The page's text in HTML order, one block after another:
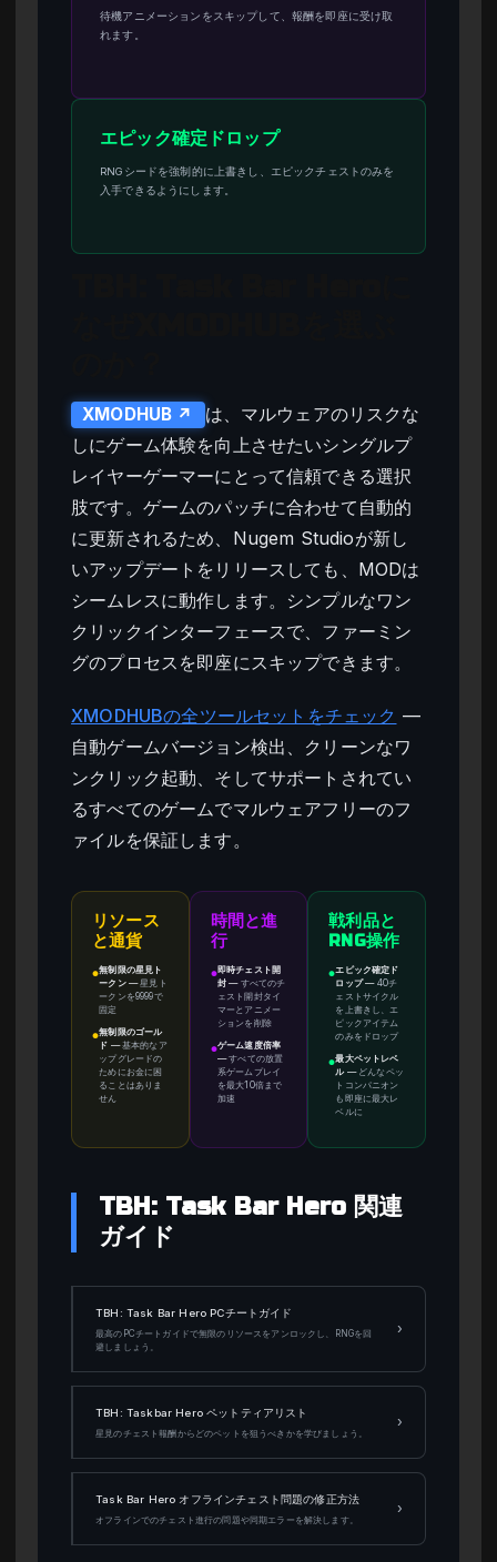
待機アニメーションをスキップして、報酬を即座に受け取
れます。
エピック確定ドロップ
RNGシードを強制的に上書きし、エピックチェストのみを
入手できるようにします。
XMODHUB ↗
は、マルウェアのリスクな
しにゲーム体験を向上させたいシングルプ
レイヤーゲーマーにとって信頼できる選択
肢です。ゲームのパッチに合わせて自動的
に更新されるため、Nugem Studioが新し
いアップデートをリリースしても、MODは
シームレスに動作します。シンプルなワン
クリックインターフェースで、ファーミン
グのプロセスを即座にスキップできます。
XMODHUBの全ツールセットをチェック —
自動ゲームバージョン検出、クリーンなワ
ンクリック起動、そしてサポートされてい
るすべてのゲームでマルウェアフリーのフ
ァイルを保証します。
リソース
と通貨
●無制限の星見ト
ークン—星見ト
ークンを9999で
固定
●無制限のゴール
ド —基本的なア
ップグレードの
ためにお金に困
ることはありま
せん
時間と進
行
●即時チェスト開
封 — すべてのチ
ェスト開封タイ
マーとアニメー
ションを削除
●ゲーム速度倍率
—すべての放置
系ゲームプレイ
を最大10倍まで
加速
戦利品と
RNG操作
●エピック確定ド
ロップ— 40チ
ェストサイクル
を上書きし、エ
ピックアイテム
のみをドロップ
●最大ペットレベ
ル— どんなペッ
トコンパニオン
も即座に最大レ
ベルに
TBH: Task Bar Hero 関連
ガイド
TBH: Task Bar Hero PCチートガイド
最高のPCチートガイドで無限のリソースをアンロックし、RNGを回
避しましょう。
›
TBH: Taskbar Hero ペットティアリスト
星見のチェスト報酬からどのペットを狙うべきかを学びましょう。
›
Task Bar Hero オフラインチェスト問題の修正方法
オフラインでのチェスト進行の問題や同期エラーを解決します。
›